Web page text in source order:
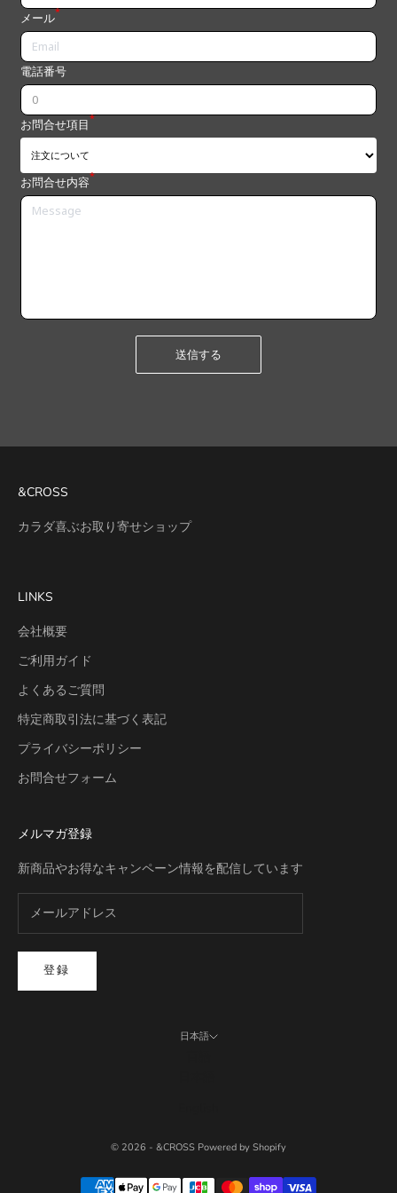
メール*
電話番号
お問合せ項目*
お問合せ内容*
送信する
&CROSS
カラダ喜ぶお取り寄せショップ
LINKS
会社概要
ご利用ガイド
よくあるご質問
特定商取引法に基づく表記
プライバシーポリシー
お問合せフォーム
メルマガ登録
新商品やお得なキャンペーン情報を配信しています
登録
日本語
© 2026 - &CROSS Powered by Shopify